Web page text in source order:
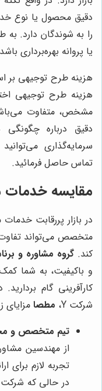
دقیق محصول یا نوع
را به شوندگان دارد.
یا پروانه بهره‌برداری
هزینه طرح توجیهی بر
هزینه طرح توجیهی
مشخص، متفاوت
دقیق درباره
سرمایه‌گذاری
تماس حاصل فرمائید.
مقایسه خدمات
در بازار پررقابت
متخصص می‌تواند
کند. گروه مشاوره و
و باکیفیت، به شما
شرکت Y،
مطصا مزایای
تیم متخصص و
از مهندسین
تجربه لازم برای